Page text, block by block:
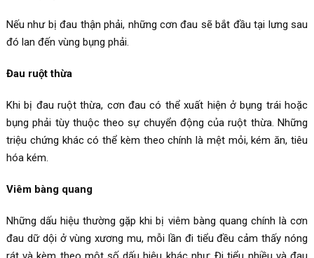
Nếu như bị đau thận phải, những cơn đau sẽ bắt đầu tại lưng sau
đó lan đến vùng bụng phải.
Đau ruột thừa
Khi bị đau ruột thừa, cơn đau có thể xuất hiện ở bụng trái hoặc
bụng phải tùy thuộc theo sự chuyển động của ruột thừa. Những
triệu chứng khác có thể kèm theo chính là mệt mỏi, kém ăn, tiêu
hóa kém.
Viêm bàng quang
Những dấu hiệu thường gặp khi bị viêm bàng quang chính là cơn
đau dữ dội ở vùng xương mu, mỗi lần đi tiểu đều cảm thấy nóng